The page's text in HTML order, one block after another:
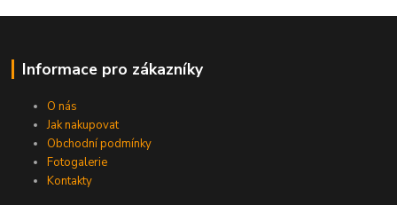
Informace pro zákazníky
O nás
Jak nakupovat
Obchodní podmínky
Fotogalerie
Kontakty